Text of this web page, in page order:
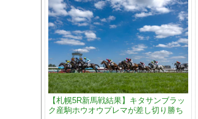
【札幌5R新馬戦結果】キタサンブラッ
ク産駒ホウオウプレマが差し切り勝ち